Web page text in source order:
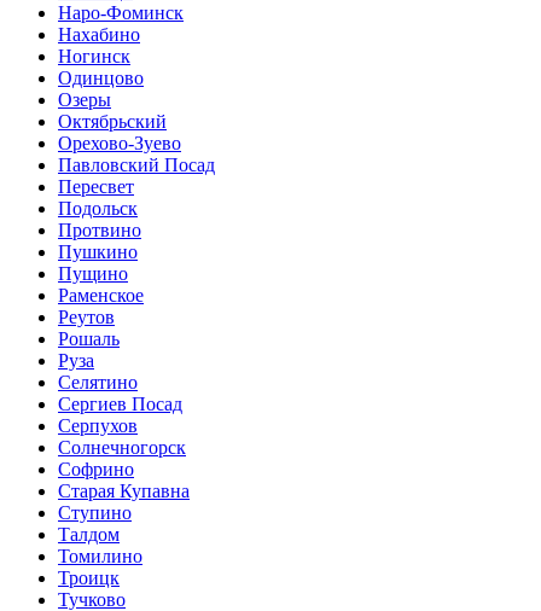
Наро-Фоминск
Нахабино
Ногинск
Одинцово
Озеры
Октябрьский
Орехово-Зуево
Павловский Посад
Пересвет
Подольск
Протвино
Пушкино
Пущино
Раменское
Реутов
Рошаль
Руза
Селятино
Сергиев Посад
Серпухов
Солнечногорск
Софрино
Старая Купавна
Ступино
Талдом
Томилино
Троицк
Тучково